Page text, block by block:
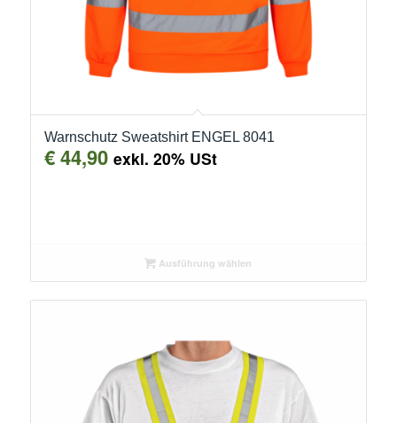
Warnschutz Sweatshirt ENGEL 8041
€44,90 exkl. 20% USt
Ausführung wählen